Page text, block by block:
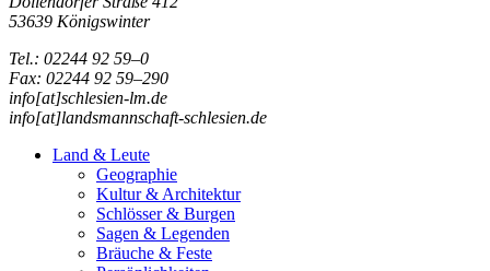
53639 Königswinter
Tel.: 02244 92 59–0
Fax: 02244 92 59–290
info[at]schlesien-lm.de
info[at]landsmannschaft-schlesien.de
Land & Leute
Geographie
Kultur & Architektur
Schlösser & Burgen
Sagen & Legenden
Bräuche & Feste